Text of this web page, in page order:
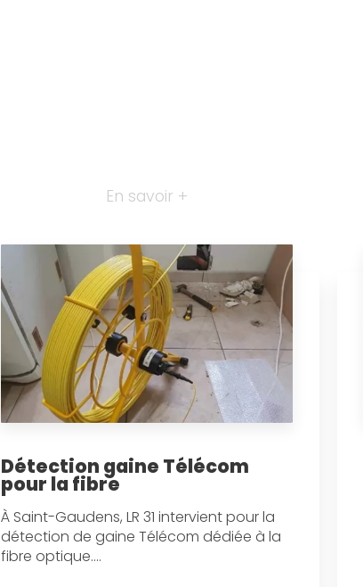
En savoir +
Détection gaine Télécom
pour la fibre
À Saint-Gaudens, LR 31 intervient pour la
détection de gaine Télécom dédiée à la
fibre optique....